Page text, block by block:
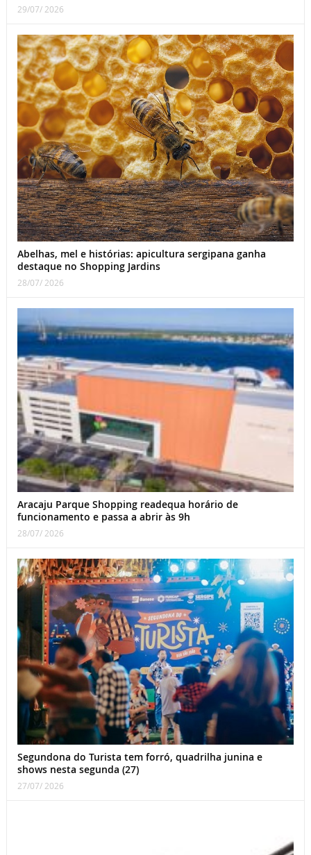
29/07/ 2026
Abelhas, mel e histórias: apicultura sergipana ganha
destaque no Shopping Jardins
28/07/ 2026
Aracaju Parque Shopping readequa horário de
funcionamento e passa a abrir às 9h
28/07/ 2026
Segundona do Turista tem forró, quadrilha junina e
shows nesta segunda (27)
27/07/ 2026